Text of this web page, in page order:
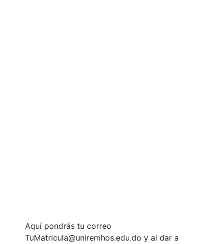
Aquí pondrás tu correo
TuMatricula@uniremhos.edu.do y al dar a